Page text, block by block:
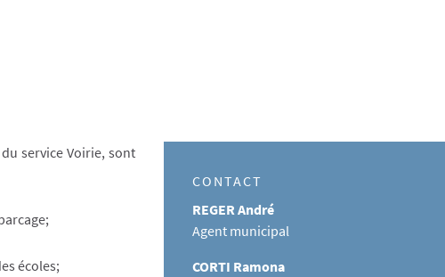
service Voirie, sont
écoles;
CONTACT
REGER André
Agent municipal
CORTI Ramona